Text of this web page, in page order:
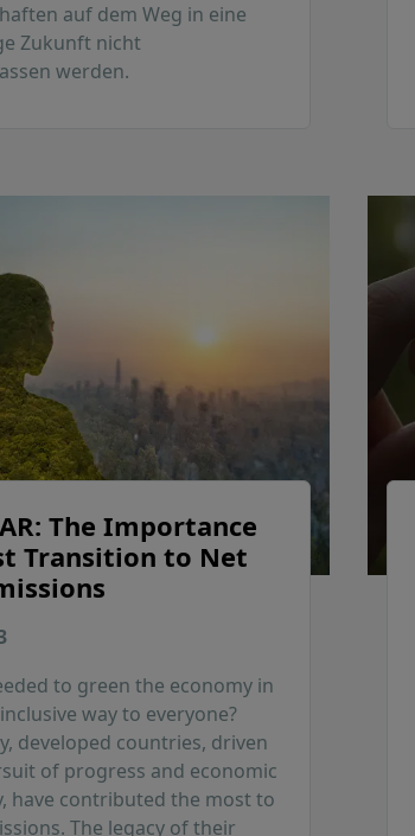
auf dem Weg in eine
Zukunft nicht
werden.
The Importance
Transition to Net
to green the economy in
way to everyone?
developed countries, driven
of progress and economic
have contributed the most to
The legacy of their